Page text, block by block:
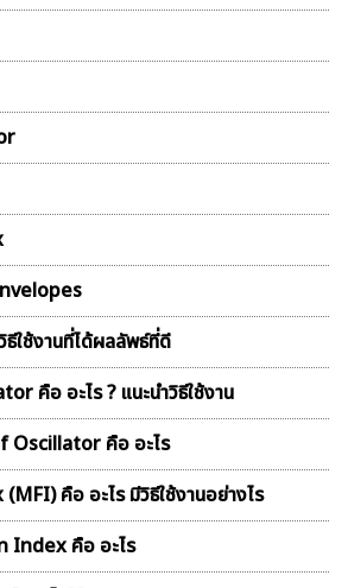
ธีใช้งานที่ได้ผลลัพธ์ที่ดี
คือ อะไร ? แนะนำวิธีใช้งาน
Oscillator คือ อะไร
คือ อะไร มีวิธีใช้งานอย่างไร
คือ อะไร